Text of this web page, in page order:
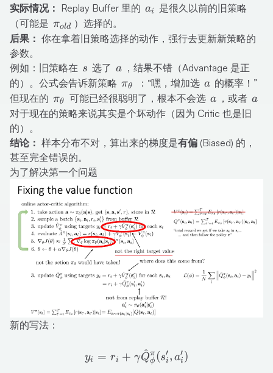
实际情况： Replay Buffer 里的 a_i
ai
是很久以前的旧策略
（可能是 \pi_{old}
πold ）选择的。
后果： 你在拿着旧策略选择的动作，强行去更新新策略的
参数。
例如：旧策略在 ss 选了 a
a ，结果不错（Advantage 是正
的）。公式会告诉新策略 \pi_\theta
πθ ：“嘿，增加选 a
a 的概率！”
但现在的 \pi_\theta
πθ 可能已经很聪明了，根本不会选 a
a ，或者 a
a
对于现在的策略来说其实是个坏动作（因为 Critic 也是旧
的）。
结论： 样本分布不对，算出来的梯度是有偏 (Biased) 的，
甚至完全错误的。
为了解决第一个问题
新的写法：
y_i = r_i + \gamma
yi = ri + γQ
^
ϕ
π (si
′ , ai
′)